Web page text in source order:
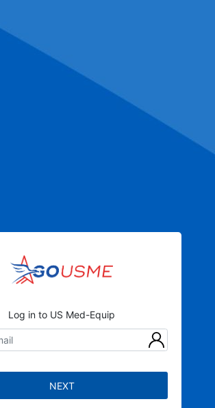
Log in to US Med-Equip
NEXT